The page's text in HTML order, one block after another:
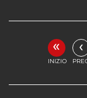
«
INIZIO
‹